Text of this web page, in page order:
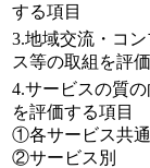
する項目
3.地域交流・コ
ス等の取組を評
4.サービスの質
を評価する項目
①各サービス共通
②サービス別